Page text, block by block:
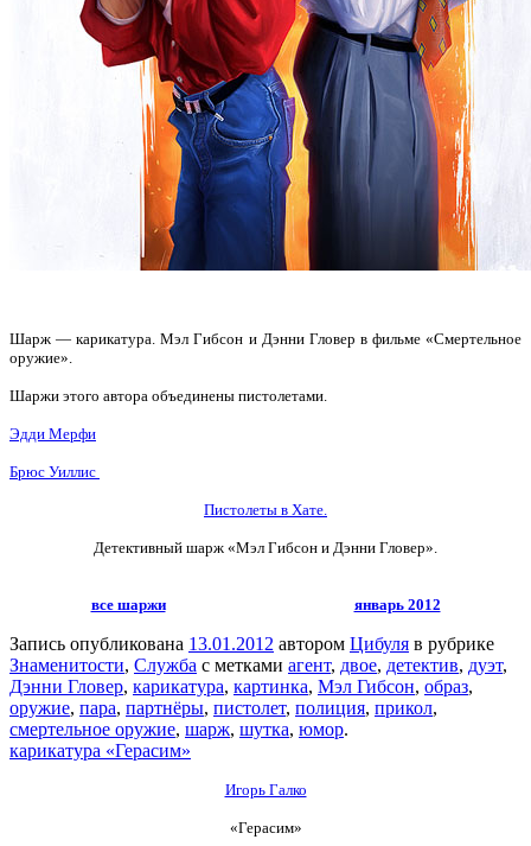
Шарж — карикатура. Мэл Гибсон и Дэнни Гловер в фильме «Смертельное
оружие».
Шаржи этого автора объединены пистолетами.
Эдди Мерфи
Брюс Уиллис
Пистолеты в Хате.
Детективный шарж «Мэл Гибсон и Дэнни Гловер».
все шаржи январь 2012
Запись опубликована 13.01.2012 автором Цибуля в рубрике
Знаменитости, Служба с метками агент, двое, детектив, дуэт,
Дэнни Гловер, карикатура, картинка, Мэл Гибсон, образ,
оружие, пара, партнёры, пистолет, полиция, прикол,
смертельное оружие, шарж, шутка, юмор.
карикатура «Герасим»
Игорь Галко
«Герасим»